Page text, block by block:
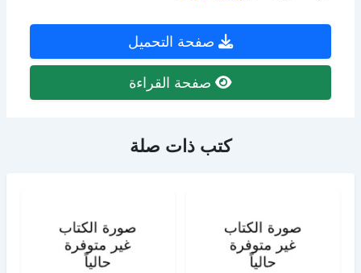
صفحة التحميل
صفحة القراءة
كتب ذات صلة